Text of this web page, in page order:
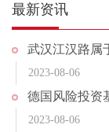
最新资讯
武汉江汉路属
2023-08-06
德国风险投资基金贝塔斯曼投资（
2023-08-06